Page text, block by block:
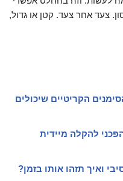
צעד אחר צעד. קטן או גדול,
הקריטיים שיכולים
להקלה מיידית
ואיך תזהו אותו בזמן?